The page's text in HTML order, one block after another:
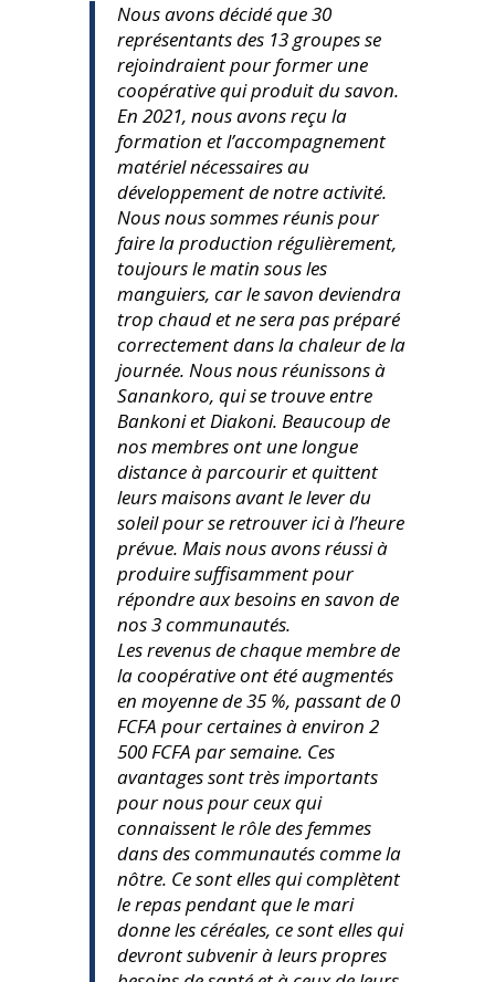
Nous avons décidé que 30
représentants des 13 groupes se
rejoindraient pour former une
coopérative qui produit du savon.
En 2021, nous avons reçu la
formation et l’accompagnement
matériel nécessaires au
développement de notre activité.
Nous nous sommes réunis pour
faire la production régulièrement,
toujours le matin sous les
manguiers, car le savon deviendra
trop chaud et ne sera pas préparé
correctement dans la chaleur de la
journée. Nous nous réunissons à
Sanankoro, qui se trouve entre
Bankoni et Diakoni. Beaucoup de
nos membres ont une longue
distance à parcourir et quittent
leurs maisons avant le lever du
soleil pour se retrouver ici à l’heure
prévue. Mais nous avons réussi à
produire suffisamment pour
répondre aux besoins en savon de
nos 3 communautés.
Les revenus de chaque membre de
la coopérative ont été augmentés
en moyenne de 35 %, passant de 0
FCFA pour certaines à environ 2
500 FCFA par semaine. Ces
avantages sont très importants
pour nous pour ceux qui
connaissent le rôle des femmes
dans des communautés comme la
nôtre. Ce sont elles qui complètent
le repas pendant que le mari
donne les céréales, ce sont elles qui
devront subvenir à leurs propres